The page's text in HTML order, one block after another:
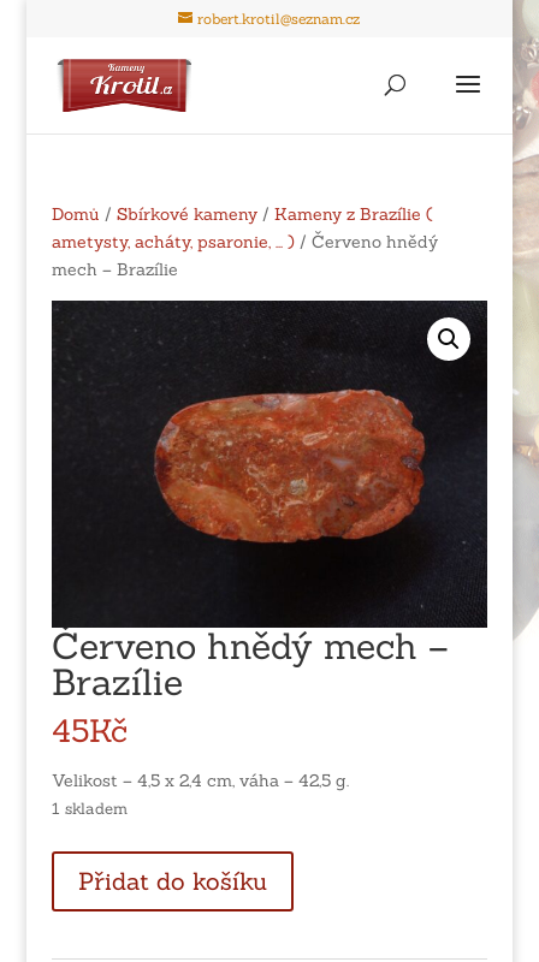
robert.krotil@seznam.cz
Domů / Sbírkové kameny/ Kameny z Brazílie (
ametysty, acháty, psaronie, ... )/ Červeno hnědý
mech – Brazílie
Červeno hnědý mech –
Brazílie
45Kč
Velikost – 4,5 x 2,4 cm, váha – 42,5 g.
1 skladem
hnědý
mech
Přidat do košíku